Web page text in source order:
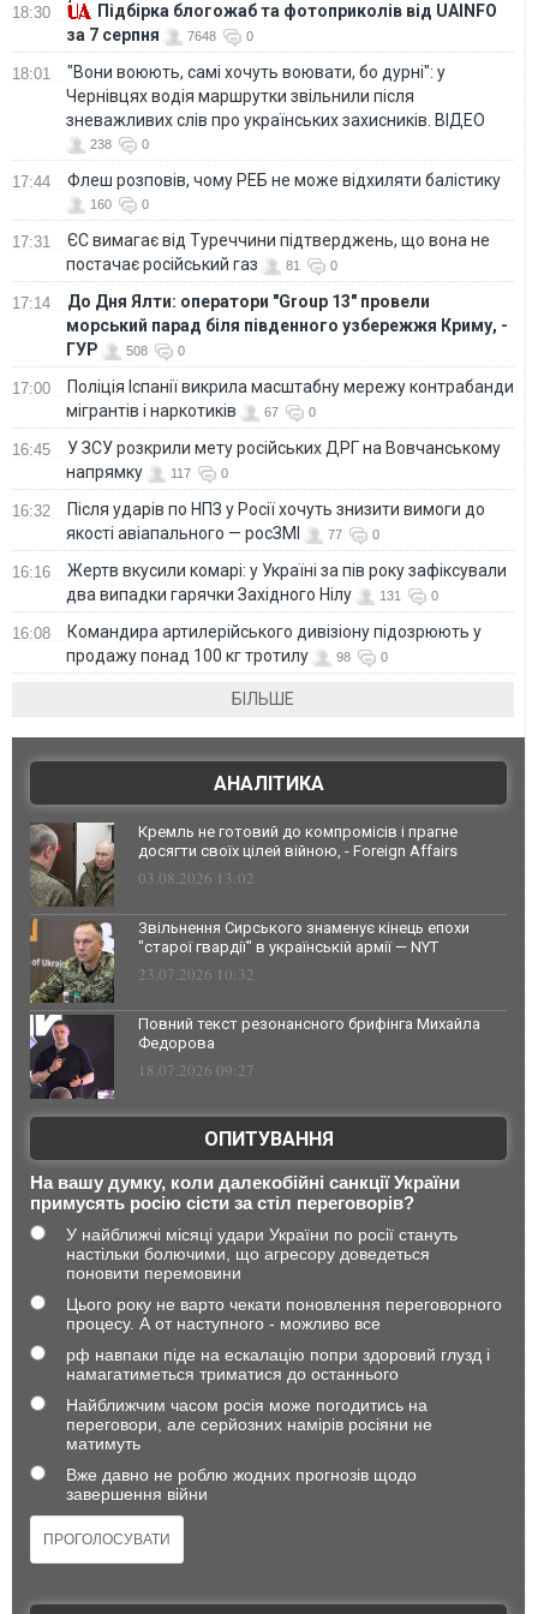
18:30
Підбірка блогожаб та фотоприколів від UAINFO
за 7 серпня
7648 0
18:01
"Вони воюють, самі хочуть воювати, бо дурні": у
Чернівцях водія маршрутки звільнили після
зневажливих слів про українських захисників. ВІДЕО
238 0
17:44 Флеш розповів, чому РЕБ не може відхиляти балістику
160 0
17:31
ЄС вимагає від Туреччини підтверджень, що вона не
постачає російський газ
81 0
17:14
До Дня Ялти: оператори "Group 13" провели
морський парад біля південного узбережжя Криму, -
ГУР
508 0
17:00
Поліція Іспанії викрила масштабну мережу контрабанди
мігрантів і наркотиків
67 0
16:45
У ЗСУ розкрили мету російських ДРГ на Вовчанському
напрямку
117 0
16:32
Після ударів по НПЗ у Росії хочуть знизити вимоги до
якості авіапального — росЗМІ
77 0
16:16
Жертв вкусили комарі: у Україні за пів року зафіксували
два випадки гарячки Західного Нілу
131 0
16:08
Командира артилерійського дивізіону підозрюють у
продажу понад 100 кг тротилу
98 0
БІЛЬШЕ
АНАЛІТИКА
Кремль не готовий до компромісів і прагне
досягти своїх цілей війною, - Foreign Affairs
03.08.2026 13:02
Звільнення Сирського знаменує кінець епохи
"старої гвардії" в українській армії — NYT
23.07.2026 10:32
Повний текст резонансного брифінга Михайла
Федорова
18.07.2026 09:27
ОПИТУВАННЯ
На вашу думку, коли далекобійні санкції України
примусять росію сісти за стіл переговорів?
У найближчі місяці удари України по росії стануть
настільки болючими, що агресору доведеться
поновити перемовини
Цього року не варто чекати поновлення переговорного
процесу. А от наступного - можливо все
рф навпаки піде на ескалацію попри здоровий глузд і
намагатиметься триматися до останнього
Найближчим часом росія може погодитись на
переговори, але серйозних намірів росіяни не
матимуть
Вже давно не роблю жодних прогнозів щодо
завершення війни